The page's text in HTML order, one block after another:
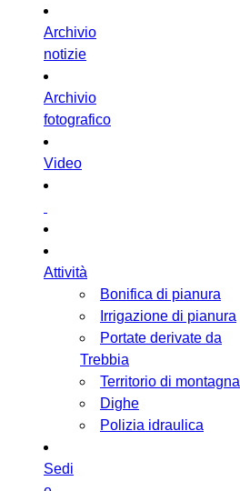
Archivio
notizie
Archivio
fotografico
Video
Attività
Bonifica di pianura
Irrigazione di pianura
Portate derivate da
Trebbia
Territorio di montagna
Dighe
Polizia idraulica
Sedi